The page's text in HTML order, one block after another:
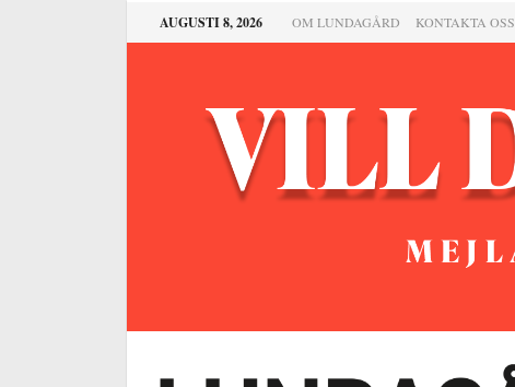
AUGUSTI 8, 2026 OM LUNDAGÅRD KONTAKTA OSS